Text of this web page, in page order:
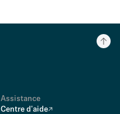
Assistance
Centre d'aide